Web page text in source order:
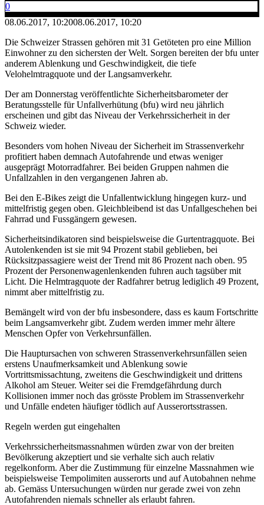
0
08.06.2017, 10:2008.06.2017, 10:20
Die Schweizer Strassen gehören mit 31 Getöteten pro eine Million
Einwohner zu den sichersten der Welt. Sorgen bereiten der bfu unter
anderem Ablenkung und Geschwindigkeit, die tiefe
Velohelmtragquote und der Langsamverkehr.
Der am Donnerstag veröffentlichte Sicherheitsbarometer der
Beratungsstelle für Unfallverhütung (bfu) wird neu jährlich
erscheinen und gibt das Niveau der Verkehrssicherheit in der
Schweiz wieder.
Besonders vom hohen Niveau der Sicherheit im Strassenverkehr
profitiert haben demnach Autofahrende und etwas weniger
ausgeprägt Motorradfahrer. Bei beiden Gruppen nahmen die
Unfallzahlen in den vergangenen Jahren ab.
Bei den E-Bikes zeigt die Unfallentwicklung hingegen kurz- und
mittelfristig gegen oben. Gleichbleibend ist das Unfallgeschehen bei
Fahrrad und Fussgängern gewesen.
Sicherheitsindikatoren sind beispielsweise die Gurtentragquote. Bei
Autolenkenden ist sie mit 94 Prozent stabil geblieben, bei
Rücksitzpassagiere weist der Trend mit 86 Prozent nach oben. 95
Prozent der Personenwagenlenkenden fuhren auch tagsüber mit
Licht. Die Helmtragquote der Radfahrer betrug lediglich 49 Prozent,
nimmt aber mittelfristig zu.
Bemängelt wird von der bfu insbesondere, dass es kaum Fortschritte
beim Langsamverkehr gibt. Zudem werden immer mehr ältere
Menschen Opfer von Verkehrsunfällen.
Die Hauptursachen von schweren Strassenverkehrsunfällen seien
erstens Unaufmerksamkeit und Ablenkung sowie
Vortrittsmissachtung, zweitens die Geschwindigkeit und drittens
Alkohol am Steuer. Weiter sei die Fremdgefährdung durch
Kollisionen immer noch das grösste Problem im Strassenverkehr
und Unfälle endeten häufiger tödlich auf Ausserortsstrassen.
Regeln werden gut eingehalten
Verkehrssicherheitsmassnahmen würden zwar von der breiten
Bevölkerung akzeptiert und sie verhalte sich auch relativ
regelkonform. Aber die Zustimmung für einzelne Massnahmen wie
beispielsweise Tempolimiten ausserorts und auf Autobahnen nehme
ab. Gemäss Untersuchungen würden nur gerade zwei von zehn
Autofahrenden niemals schneller als erlaubt fahren.